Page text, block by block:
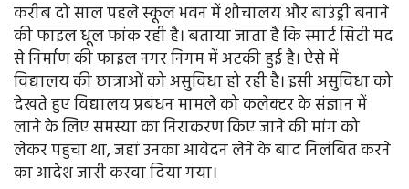
करीब दो साल पहले स्कूल भवन में शौचालय और बाउंड्री बनाने
की फाइल धूल फांक रही है। बताया जाता है कि स्मार्ट सिटी मद
से निर्माण की फाइल नगर निगम में अटकी हुई है। ऐसे में
विद्यालय की छात्राओं को असुविधा हो रही है। इसी असुविधा को
देखते हुए विद्यालय प्रबंधन मामले को कलेक्टर के संज्ञान में
लाने के लिए समस्या का निराकरण किए जाने की मांग को
लेकर पहुंचा था, जहां उनका आवेदन लेने के बाद निलंबित करने
का आदेश जारी करवा दिया गया।